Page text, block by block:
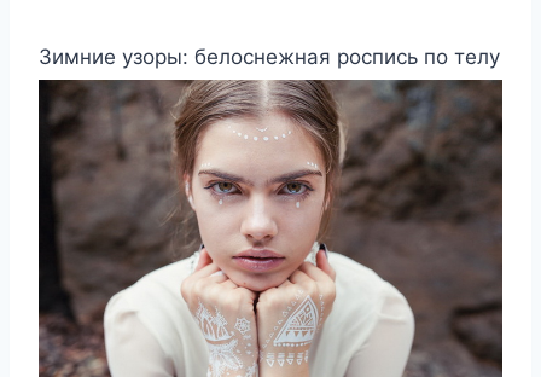
Зимние узоры: белоснежная роспись по телу